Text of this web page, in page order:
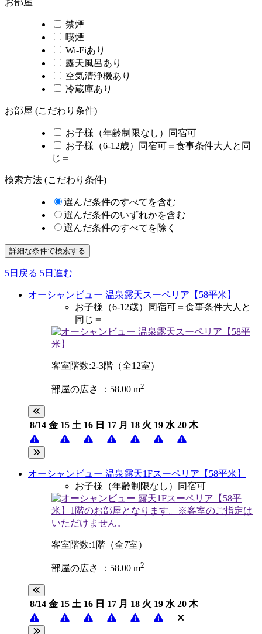
禁煙
喫煙
Wi-Fiあり
露天風呂あり
空気清浄機あり
冷蔵庫あり
お部屋 (こだわり条件)
お子様（年齢制限なし）同宿可
お子様（6-12歳）同宿可＝食事条件大人と同
じ＝
検索方法 (こだわり条件)
選んだ条件のすべてを含む
選んだ条件のいずれかを含む
選んだ条件のすべてを除く
詳細な条件で検索する
5日戻る 5日進む
オーシャンビュー 温泉露天スーペリア【58平米】
お子様（6-12歳）同宿可＝食事条件大人と
同じ＝
客室階数:2-3階（全12室）
部屋の広さ ：58.00 m2
8/14 金 15 土 16 日 17 月 18 火 19 水 20 木
オーシャンビュー 温泉露天1Fスーペリア【58平米】
お子様（年齢制限なし）同宿可
客室階数:1階（全7室）
部屋の広さ ：58.00 m2
8/14 金 15 土 16 日 17 月 18 火 19 水 20 木